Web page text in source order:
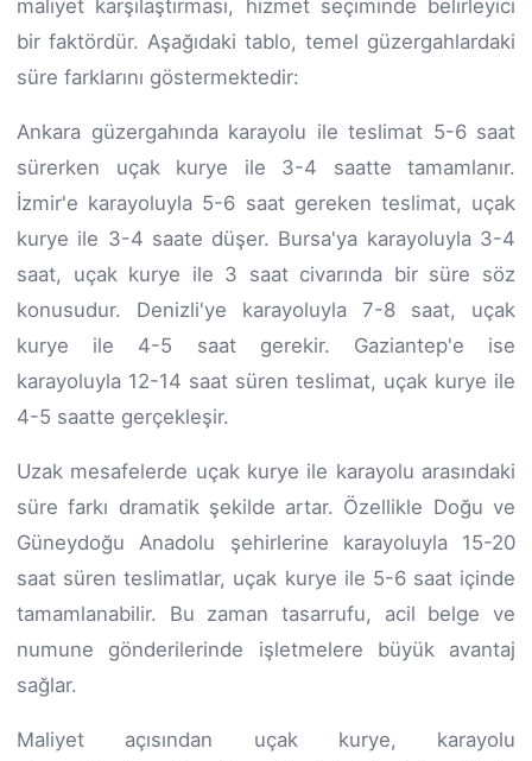
maliyet karşılaştırması, hizmet seçiminde belirleyici
bir faktördür. Aşağıdaki tablo, temel güzergahlardaki
süre farklarını göstermektedir:
Ankara güzergahında karayolu ile teslimat 5-6 saat
sürerken uçak kurye ile 3-4 saatte tamamlanır.
İzmir'e karayoluyla 5-6 saat gereken teslimat, uçak
kurye ile 3-4 saate düşer. Bursa'ya karayoluyla 3-4
saat, uçak kurye ile 3 saat civarında bir süre söz
konusudur. Denizli'ye karayoluyla 7-8 saat, uçak
kurye ile 4-5 saat gerekir. Gaziantep'e ise
karayoluyla 12-14 saat süren teslimat, uçak kurye ile
4-5 saatte gerçekleşir.
Uzak mesafelerde uçak kurye ile karayolu arasındaki
süre farkı dramatik şekilde artar. Özellikle Doğu ve
Güneydoğu Anadolu şehirlerine karayoluyla 15-20
saat süren teslimatlar, uçak kurye ile 5-6 saat içinde
tamamlanabilir. Bu zaman tasarrufu, acil belge ve
numune gönderilerinde işletmelere büyük avantaj
sağlar.
Maliyet açısından uçak kurye, karayolu